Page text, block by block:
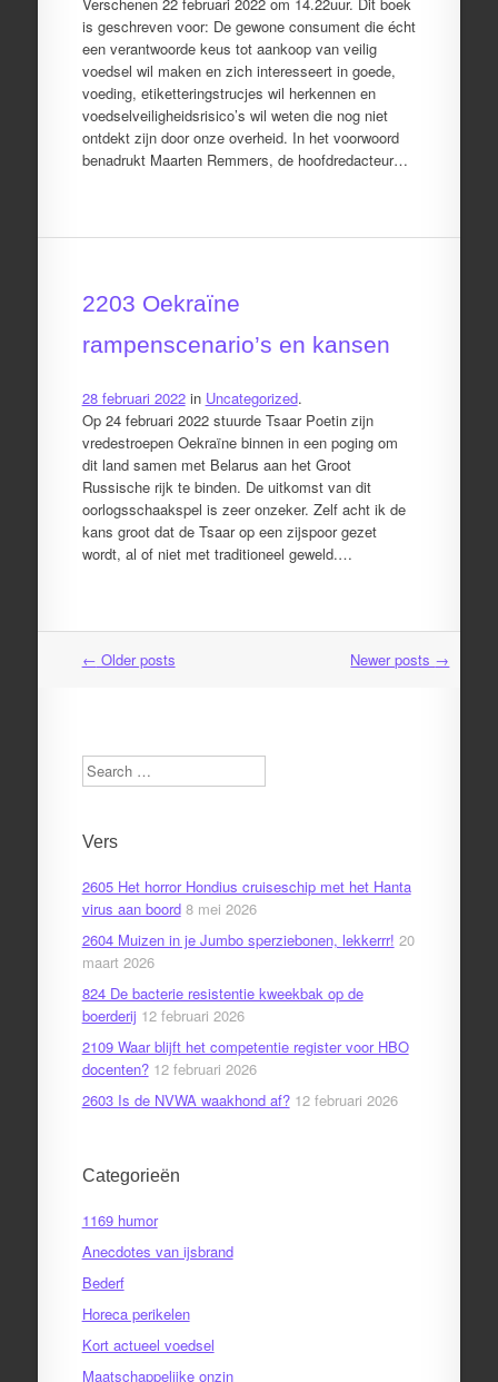
is geschreven voor: De gewone consument die écht
een verantwoorde keus tot aankoop van veilig
voedsel wil maken en zich interesseert in goede,
voeding, etiketteringstrucjes wil herkennen en
voedselveiligheidsrisico’s wil weten die nog niet
ontdekt zijn door onze overheid. In het voorwoord
benadrukt Maarten Remmers, de hoofdredacteur…
2203 Oekraïne
rampenscenario’s en kansen
28 februari 2022in Uncategorized.
Op 24 februari 2022 stuurde Tsaar Poetin zijn
vredestroepen Oekraïne binnen in een poging om
dit land samen met Belarus aan het Groot
Russische rijk te binden. De uitkomst van dit
oorlogsschaakspel is zeer onzeker. Zelf acht ik de
kans groot dat de Tsaar op een zijspoor gezet
wordt, al of niet met traditioneel geweld.…
Post
← Older posts Newer posts →
Search
Vers
2605 Het horror Hondius cruiseschip met het Hanta
virus aan boord 8 mei 2026
2604 Muizen in je Jumbo sperziebonen, lekkerrr! 20
maart 2026
824 De bacterie resistentie kweekbak op de
boerderij 12 februari 2026
2109 Waar blijft het competentie register voor HBO
docenten? 12 februari 2026
2603 Is de NVWA waakhond af? 12 februari 2026
Categorieën
1169 humor
Anecdotes van ijsbrand
Bederf
Horeca perikelen
Kort actueel voedsel
Maatschappelijke onzin